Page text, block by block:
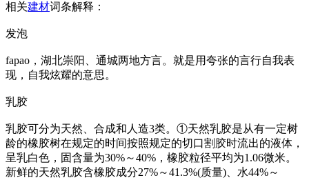
相关建材词条解释：
发泡
fapao，湖北崇阳、通城两地方言。就是用夸张的言行自我表
现，自我炫耀的意思。
乳胶
乳胶可分为天然、合成和人造3类。①天然乳胶是从有一定树
龄的橡胶树在规定的时间按照规定的切口割胶时流出的液体，
呈乳白色，固含量为30%～40%，橡胶粒径平均为1.06微米。
新鲜的天然乳胶含橡胶成分27%～41.3%(质量)、水44%～